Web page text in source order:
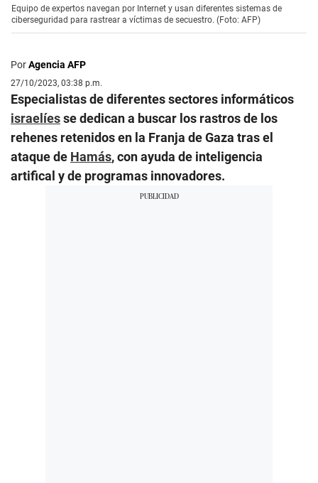
Equipo de expertos navegan por Internet y usan diferentes sistemas de
ciberseguridad para rastrear a víctimas de secuestro. (Foto: AFP)
PorAgencia AFP
27/10/2023, 03:38 p.m.
Especialistas de diferentes sectores informáticos
israelíesse dedican a buscar los rastros de los
rehenes retenidos en la Franja de Gaza tras el
ataque de Hamás, con ayuda de inteligencia
artifical y de programas innovadores.